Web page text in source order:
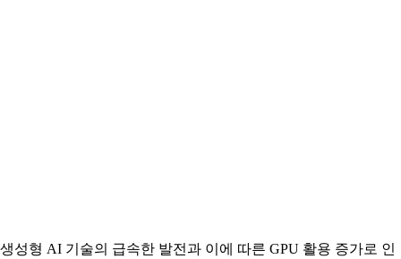
생성형 AI 기술의 급속한 발전과 이에 따른 GPU 활용 증가로 인